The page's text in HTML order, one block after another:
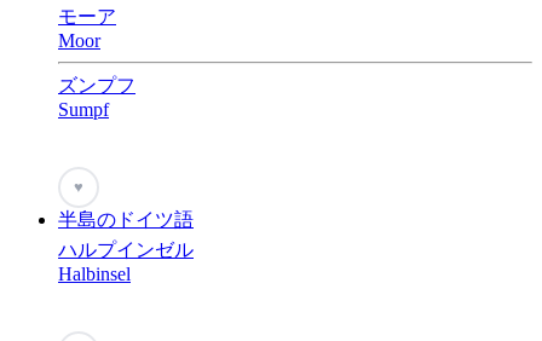
モーア
Moor
ズンプフ
Sumpf
♥
半島のドイツ語
ハルプインゼル
Halbinsel